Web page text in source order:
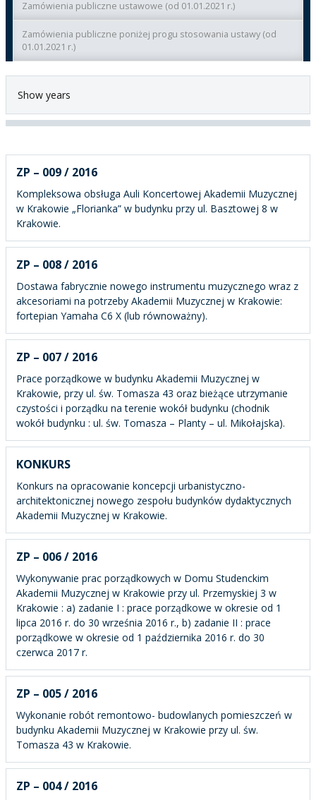
Zamówienia publiczne ustawowe (od 01.01.2021 r.)
Zamówienia publiczne poniżej progu stosowania ustawy (od
01.01.2021 r.)
Show years
ZP – 009 / 2016
Kompleksowa obsługa Auli Koncertowej Akademii Muzycznej
w Krakowie „Florianka” w budynku przy ul. Basztowej 8 w
Krakowie.
ZP – 008 / 2016
Dostawa fabrycznie nowego instrumentu muzycznego wraz z
akcesoriami na potrzeby Akademii Muzycznej w Krakowie:
fortepian Yamaha C6 X (lub równoważny).
ZP – 007 / 2016
Prace porządkowe w budynku Akademii Muzycznej w
Krakowie, przy ul. św. Tomasza 43 oraz bieżące utrzymanie
czystości i porządku na terenie wokół budynku (chodnik
wokół budynku : ul. św. Tomasza – Planty – ul. Mikołajska).
KONKURS
Konkurs na opracowanie koncepcji urbanistyczno-
architektonicznej nowego zespołu budynków dydaktycznych
Akademii Muzycznej w Krakowie.
ZP – 006 / 2016
Wykonywanie prac porządkowych w Domu Studenckim
Akademii Muzycznej w Krakowie przy ul. Przemyskiej 3 w
Krakowie : a) zadanie I : prace porządkowe w okresie od 1
lipca 2016 r. do 30 września 2016 r., b) zadanie II : prace
porządkowe w okresie od 1 października 2016 r. do 30
czerwca 2017 r.
ZP – 005 / 2016
Wykonanie robót remontowo- budowlanych pomieszczeń w
budynku Akademii Muzycznej w Krakowie przy ul. św.
Tomasza 43 w Krakowie.
ZP – 004 / 2016